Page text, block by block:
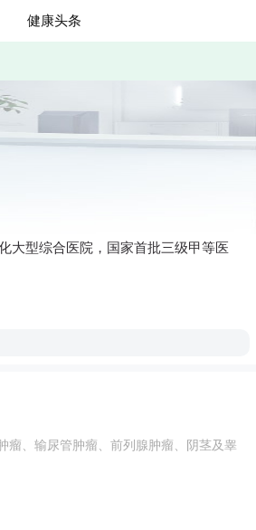
健康头条
大型综合医院，国家首批三级甲等医
瘤、输尿管肿瘤、前列腺肿瘤、阴茎及睾